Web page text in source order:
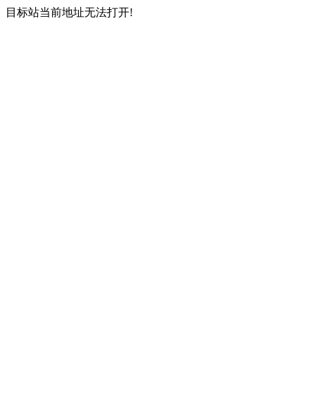
目标站当前地址无法打开!